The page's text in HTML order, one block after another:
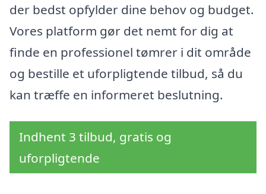
der bedst opfylder dine behov og budget.
Vores platform gør det nemt for dig at
finde en professionel tømrer i dit område
og bestille et uforpligtende tilbud, så du
kan træffe en informeret beslutning.
Indhent 3 tilbud, gratis og
uforpligtende